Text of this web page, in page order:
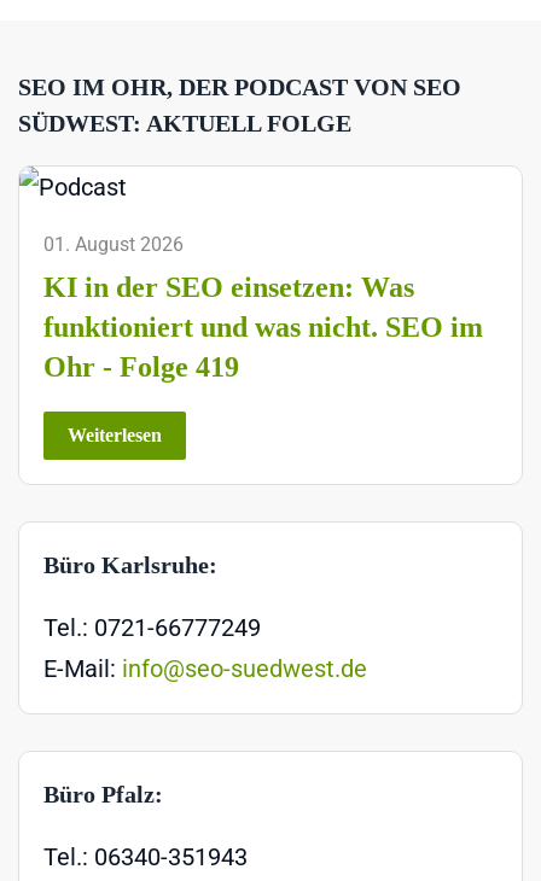
SEO IM OHR, DER PODCAST VON SEO
SÜDWEST: AKTUELL FOLGE
01. August 2026
KI in der SEO einsetzen: Was
funktioniert und was nicht. SEO im
Ohr - Folge 419
Weiterlesen
Büro Karlsruhe:
Tel.: 0721-66777249
E-Mail: info@seo-suedwest.de
Büro Pfalz:
Tel.: 06340-351943